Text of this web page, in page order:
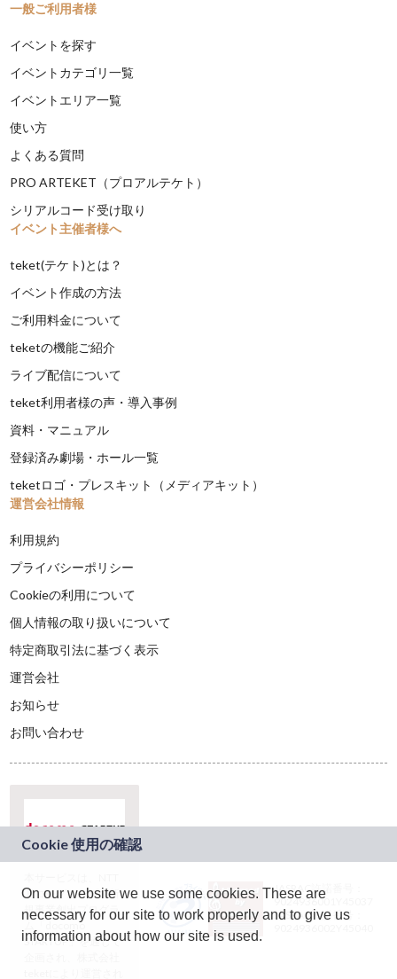
一般ご利用者様
イベントを探す
イベントカテゴリ一覧
イベントエリア一覧
使い方
よくある質問
PRO ARTEKET（プロアルテケト）
シリアルコード受け取り
イベント主催者様へ
teket(テケト)とは？
イベント作成の方法
ご利用料金について
teketの機能ご紹介
ライブ配信について
teket利用者様の声・導入事例
資料・マニュアル
登録済み劇場・ホール一覧
teketロゴ・プレスキット（メディアキット）
運営会社情報
利用規約
プライバシーポリシー
Cookieの利用について
個人情報の取り扱いについて
特定商取引法に基づく表示
運営会社
お知らせ
お問い合わせ
ドコモグループの新
規事業創出プログラ
ム「docomo
STARTUP」を通じて
JASRAC許諾番号：
9024936001Y45037
JASRAC許諾番号：
On our website we use some cookies. These are
necessary for our site to work properly and to give us
information about how our site is used.